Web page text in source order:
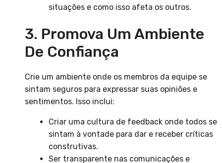
situações e como isso afeta os outros.
3. Promova Um Ambiente
De Confiança
Crie um ambiente onde os membros da equipe se
sintam seguros para expressar suas opiniões e
sentimentos. Isso inclui:
Criar uma cultura de feedback onde todos se
sintam à vontade para dar e receber críticas
construtivas.
Ser transparente nas comunicações e